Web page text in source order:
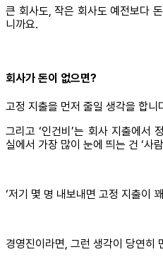
큰 회사도, 작은 회사도 예전보다
니까요.
회사가 돈이 없으면?
고정 지출을 먼저 줄일 생각을 합니
그리고 ‘인건비’는 회사 지출에서
실에서 가장 많이 눈에 띄는 건 ‘사
‘저기 몇 명 내보내면 고정 지출이
경영진이라면, 그런 생각이 당연히